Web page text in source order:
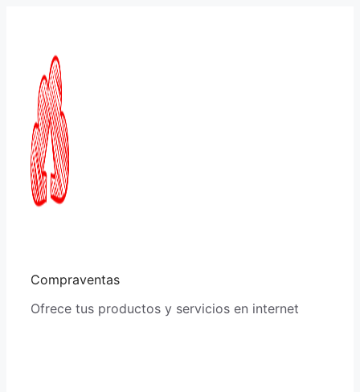
Compraventas
Ofrece tus productos y servicios en internet